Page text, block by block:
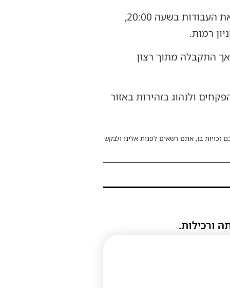
גורם המעורב בפרויקט מסר ל"חרדים ירושלים" כי למרות שהתכנון המקורי היה להתחיל את העבודות בשעה 20:00,
התקבלה מתוך רצון
ולנהוג בזהירות באזור
זכויות בו, אתם רשאים לפנות אלינו ולבקש
ורכילות.